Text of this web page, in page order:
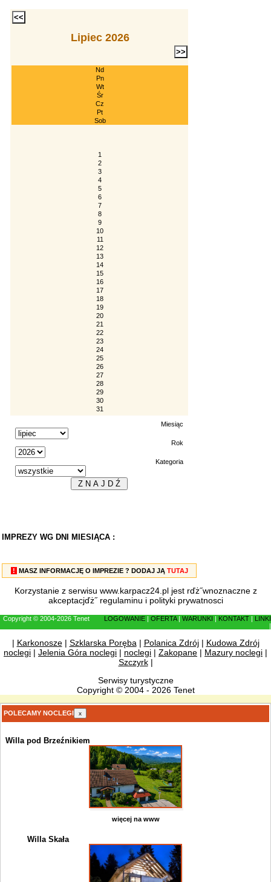
Lipiec 2026
Nd
Pn
Wt
Śr
Cz
Pt
Sob
1
2
3
4
5
6
7
8
9
10
11
12
13
14
15
16
17
18
19
20
21
22
23
24
25
26
27
28
29
30
31
Miesiąc
Rok
Kategoria
IMPREZY WG DNI MIESIĄCA :
! MASZ INFORMACJĘ O IMPREZIE ? DODAJ JĄ TUTAJ
Korzystanie z serwisu www.karpacz24.pl jest rďż˝wnoznaczne z
akceptacjďż˝ regulaminu i polityki prywatnosci
Copyright © 2004-2026 Tenet LOGOWANIE OFERTA| WARUNKI KONTAKT
LINKI
| Karkonosze| Szklarska Poręba| Polanica Zdrój| Kudowa Zdrój
noclegi | Jelenia Góra noclegi | noclegi | Zakopane | Mazury noclegi |
Szczyrk|
Serwisy turystyczne
Copyright © 2004 - 2026 Tenet
POLECAMY NOCLEGI x
Willa pod Brzeźnikiem
więcej na www
Willa Skała